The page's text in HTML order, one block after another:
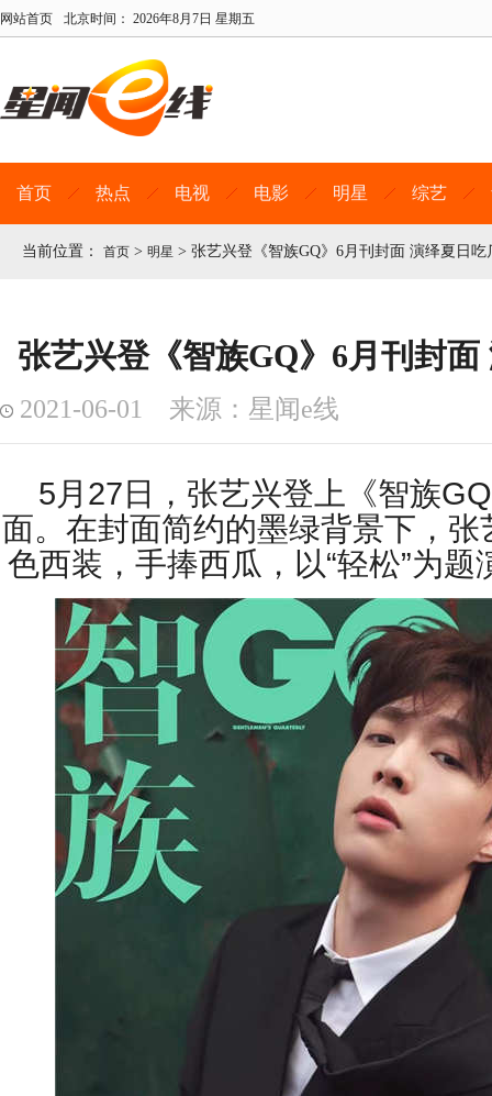
网站首页 北京时间： 2026年8月7日 星期五
首页 热点 电视 电影 明星 综艺
当前位置： 首页 > 明星 > 张艺兴登《智族GQ》6月刊封面 演绎夏日吃
张艺兴登《智族GQ》6月刊封
2021-06-01 来源：星闻e线
5月 27 日，张艺兴登上《智族GQ
面。在封面简约的墨绿背景下，张
色西装，手捧西瓜，以“轻松”为题